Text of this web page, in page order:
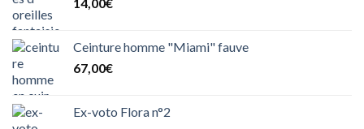
Ceinture homme "Miami" fauve
67,00€
Ex-voto Flora n°2